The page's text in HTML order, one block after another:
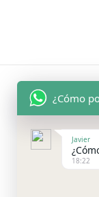
¿Cómo
Javier
18:22